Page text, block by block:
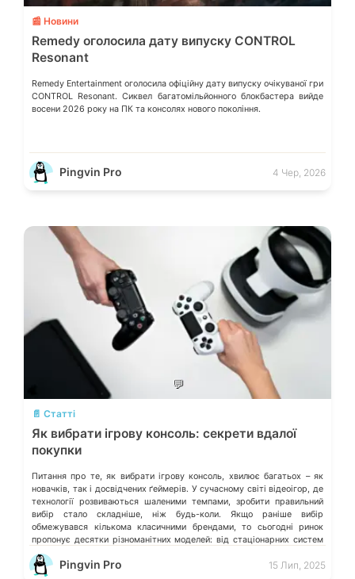
📰 Новини
Remedy оголосила дату випуску CONTROL
Resonant
Remedy Entertainment оголосила офіційну дату випуску очікуваної гри
CONTROL Resonant. Сиквел багатомільйонного блокбастера вийде
восени 2026 року на ПК та консолях нового покоління.
Pingvin Pro 4 Чер, 2026
💬
📄 Статті
Як вибрати ігрову консоль: секрети вдалої
покупки
Питання про те, як вибрати ігрову консоль, хвилює багатьох – як
новачків, так і досвідчених ґеймерів. У сучасному світі відеоігор, де
технології розвиваються шаленими темпами, зробити правильний
вибір стало складніше, ніж будь-коли. Якщо раніше вибір
обмежувався кількома класичними брендами, то сьогодні ринок
пропонує десятки різноманітних моделей: від стаціонарних систем
до гібридних і портативних рішень, а […]
Pingvin Pro 15 Лип, 2025